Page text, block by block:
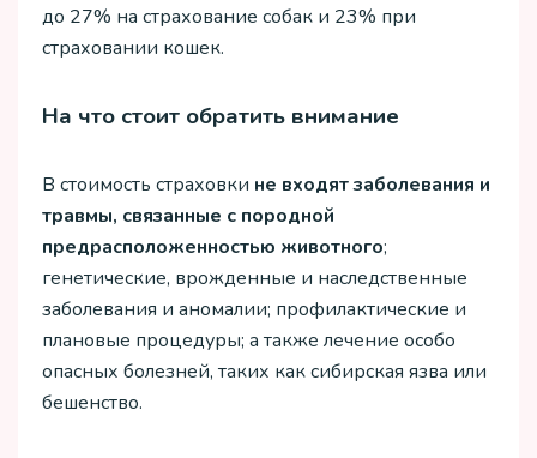
до 27% на страхование собак и 23% при
страховании кошек.
На что стоит обратить внимание
В стоимость страховки не входят заболевания и
травмы, связанные с породной
предрасположенностью животного;
генетические, врожденные и наследственные
заболевания и аномалии; профилактические и
плановые процедуры; а также лечение особо
опасных болезней, таких как сибирская язва или
бешенство.